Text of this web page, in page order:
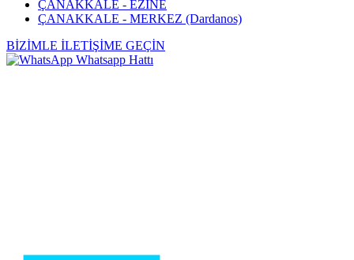
ÇANAKKALE - EZİNE
ÇANAKKALE - MERKEZ (Dardanos)
BİZİMLE İLETİŞİME GEÇİN
Whatsapp Hattı